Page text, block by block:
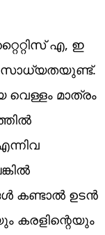
എ, ഇ
വെള്ളം മാത്രം
കണ്ടാൽ ഉടൻ
കരളിന്റെയും